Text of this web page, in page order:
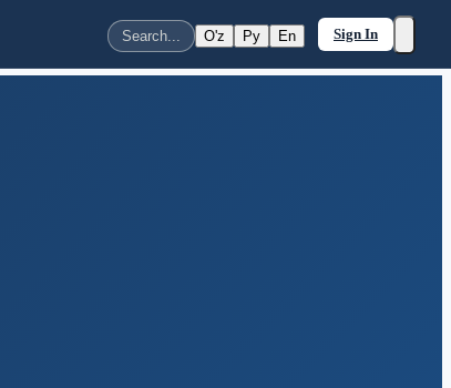
Search... O'z Ру En Sign In